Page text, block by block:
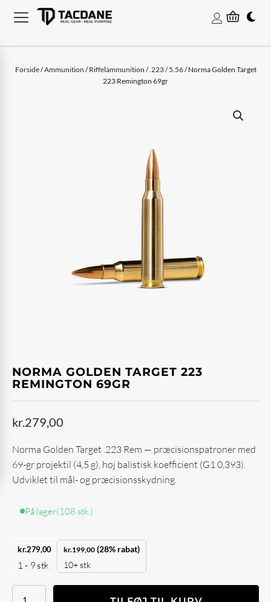
Forside/Ammunition /Riffelammunition /.223 / 5.56/ Norma Golden Target
223 Remington 69gr
NORMA GOLDEN TARGET 223
REMINGTON 69GR
kr.279,00
Norma Golden Target .223 Rem — præcisionspatroner med
69-gr projektil (4,5 g), høj balistisk koefficient (G1 0,393).
Udviklet til mål- og præcisionsskydning.
På lager(108 stk.)
kr.279,00
1 - 9stk
kr.199,00 (28% rabat)
10+ stk
Norma